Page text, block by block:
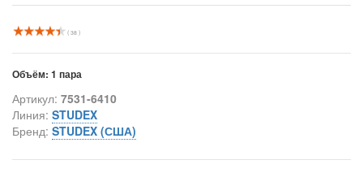
( 38 )
Объём: 1 пара
Артикул: 7531-6410
Линия: STUDEX
Бренд: STUDEX (США)